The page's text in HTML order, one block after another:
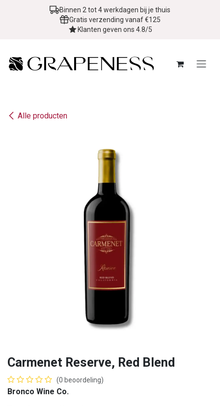
Overslaan naar inhoudBinnen 2 tot 4 werkdagen bij je thuis
Gratis verzending vanaf €125
Klanten geven ons 4.8/5
Alle producten
Carmenet Reserve, Red Blend
(0 beoordeling)
Bronco Wine Co.